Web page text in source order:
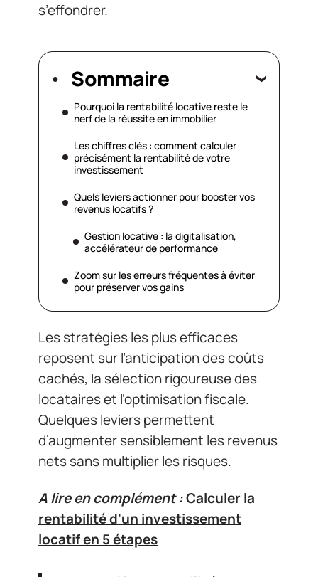
s’effondrer.
Sommaire
Pourquoi la rentabilité locative reste le
nerf de la réussite en immobilier
Les chiffres clés : comment calculer
précisément la rentabilité de votre
investissement
Quels leviers actionner pour booster vos
revenus locatifs ?
Gestion locative : la digitalisation,
accélérateur de performance
Zoom sur les erreurs fréquentes à éviter
pour préserver vos gains
Les stratégies les plus efficaces
reposent sur l’anticipation des coûts
cachés, la sélection rigoureuse des
locataires et l’optimisation fiscale.
Quelques leviers permettent
d’augmenter sensiblement les revenus
nets sans multiplier les risques.
A lire en complément :Calculer la
rentabilité d'un investissement
locatif en 5 étapes